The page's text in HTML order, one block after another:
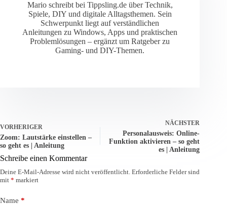
Mario schreibt bei Tippsling.de über Technik,
Spiele, DIY und digitale Alltagsthemen. Sein
Schwerpunkt liegt auf verständlichen
Anleitungen zu Windows, Apps und praktischen
Problemlösungen – ergänzt um Ratgeber zu
Gaming- und DIY-Themen.
VORHERIGER
Zoom: Lautstärke einstellen –
so geht es | Anleitung
NÄCHSTER
Personalausweis: Online-
Funktion aktivieren – so geht
es | Anleitung
Schreibe einen Kommentar
Deine E-Mail-Adresse wird nicht veröffentlicht. Erforderliche Felder sind
mit * markiert
Name *